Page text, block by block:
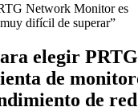
Network Monitor es
muy difícil de superar”
elegir
de
de red